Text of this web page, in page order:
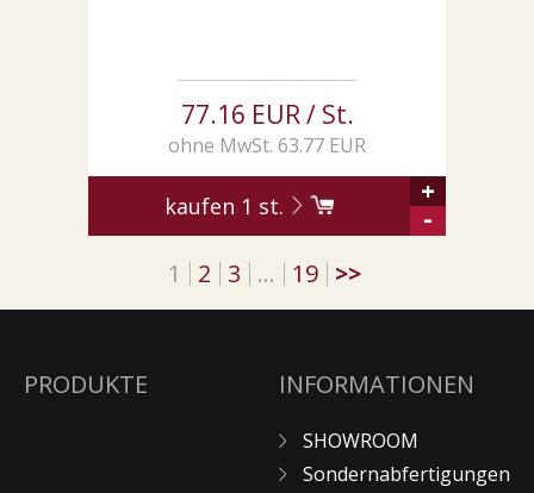
77.16 EUR / St.
ohne MwSt. 63.77 EUR
kaufen 1 st.
+
-
1 2 3 … 19 >>
PRODUKTE INFORMATIONEN
SHOWROOM
Sondernabfertigungen